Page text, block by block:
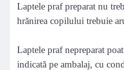
Laptele praf preparat nu
hrănirea copilului trebuie
Laptele praf nepreparat
indicată pe ambalaj, cu